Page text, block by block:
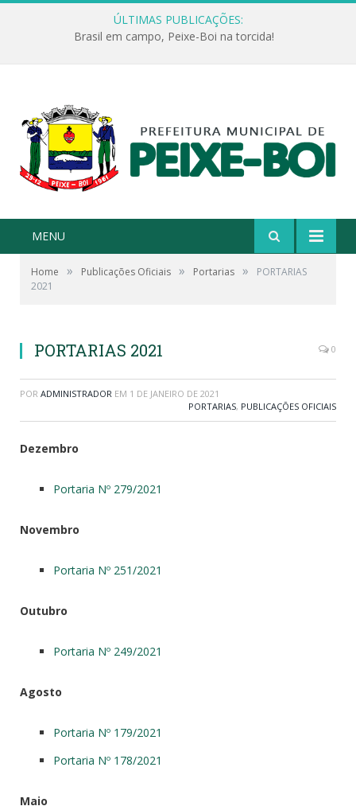
ÚLTIMAS PUBLICAÇÕES:
Brasil em campo, Peixe-Boi na torcida!
MENU
Home » Publicações Oficiais » Portarias »
PORTARIAS
2021
PORTARIAS 2021 0
POR ADMINISTRADOR EM 1 DE JANEIRO DE 2021
PORTARIAS, PUBLICAÇÕES OFICIAIS
Dezembro
Portaria Nº 279/2021
Novembro
Portaria Nº 251/2021
Outubro
Portaria Nº 249/2021
Agosto
Portaria Nº 179/2021
Portaria Nº 178/2021
Maio